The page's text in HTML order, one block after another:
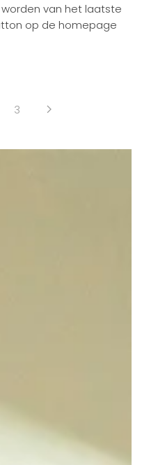
van het laatste
op de homepage
3